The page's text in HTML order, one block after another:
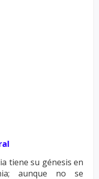
tiene su génesis en
aunque no se